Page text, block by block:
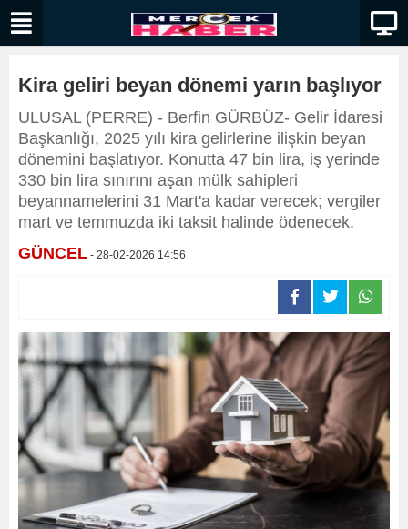
Kira geliri beyan dönemi yarın başlıyor
ULUSAL (PERRE) - Berfin GÜRBÜZ- Gelir İdaresi
Başkanlığı, 2025 yılı kira gelirlerine ilişkin beyan
dönemini başlatıyor. Konutta 47 bin lira, iş yerinde
330 bin lira sınırını aşan mülk sahipleri
beyannamelerini 31 Mart'a kadar verecek; vergiler
mart ve temmuzda iki taksit halinde ödenecek.
GÜNCEL - 28-02-2026 14:56